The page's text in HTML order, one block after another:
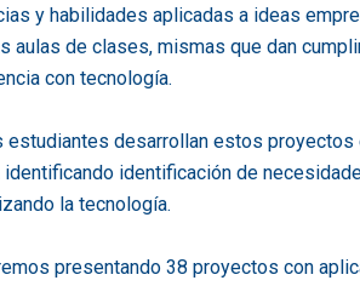
y habilidades aplicadas a ideas
aulas de clases, mismas que dan
con tecnología.
estudiantes desarrollan estos proyectos
identificación de
la tecnología.
presentando 38 proyectos con